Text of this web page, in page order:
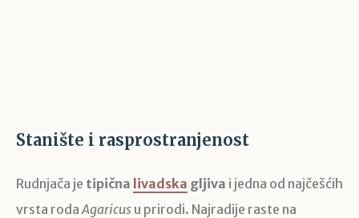
Stanište i rasprostranjenost
Rudnjača je tipična livadska gljiva i jedna od najčešćih
vrsta roda Agaricus u prirodi. Najradije raste na